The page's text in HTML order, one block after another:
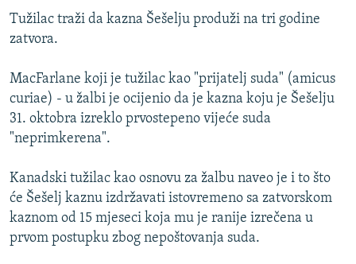
ISPRIČAJ MI
DNEVNO@RSE
VIŠE OD NASLOVA
GENOCID U SREBRENICI
TV LIBERTY
POST SCRIPTUM
MOJA EVROPA
PRATITE NAS
Sve RFE/RL stranice
Tužilac traži da kazna Šešelju produži na tri godine
zatvora.
MacFarlane koji je tužilac kao "prijatelj suda" (amicus
curiae) - u žalbi je ocijenio da je kazna koju je Šešelju
31. oktobra izreklo prvostepeno vijeće suda
"neprimkerena".
Kanadski tužilac kao osnovu za žalbu naveo je i to što
će Šešelj kaznu izdržavati istovremeno sa zatvorskom
kaznom od 15 mjeseci koja mu je ranije izrečena u
prvom postupku zbog nepoštovanja suda.